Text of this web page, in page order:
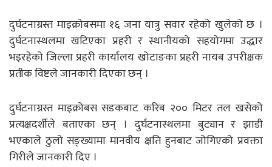
दुर्घटनाग्रस्त माइक्रोबसमा १६ जना यात्रु सवार रहेको खुलेको छ ।
दुर्घटनास्थलमा खटिएका प्रहरी र स्थानीयको सहयोगमा उद्धार
भइरहेको जिल्ला प्रहरी कार्यालय खोटाङका प्रहरी नायब उपरीक्षक
प्रतीक विष्टले जानकारी दिएका छन् ।
दुर्घटनाग्रस्त माइक्रोबस सडकबाट करिब २०० मिटर तल खसेको
प्रत्यक्षदर्शीले बताएका छन् । दुर्घटनास्थलमा बुट्यान र झाडी
भएकाले ठुलो सङ्ख्यामा मानवीय क्षति हुनबाट जोगिएको प्रवक्ता
गिरीले जानकारी दिए ।